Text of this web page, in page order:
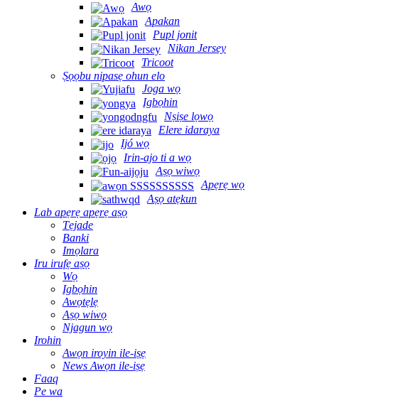
Awọ
Apakan
Pupl jonit
Nikan Jersey
Tricoot
Ṣọọbu nipasẹ ohun elo
Joga wọ
Igbọhin
Nṣiṣe lọwọ
Elere idaraya
Ijó wọ
Irin-ajo ti a wọ
Aṣọ wiwọ
Apẹrẹ wọ
Aṣọ atẹkun
Lab apẹrẹ apẹrẹ aṣọ
Tẹjade
Banki
Imọlara
Iru irufẹ aṣọ
Wọ
Igbọhin
Awọtẹlẹ
Aṣọ wiwọ
Njagun wọ
Irohin
Awọn iroyin ile-iṣẹ
News Awọn ile-iṣẹ
Faaq
Pe wa